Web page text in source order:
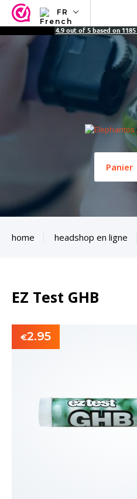
FR
NL
ES
4.9 out of 5 based on 1185
Panier
home headshop en ligne
EZ Test GHB
€2.95